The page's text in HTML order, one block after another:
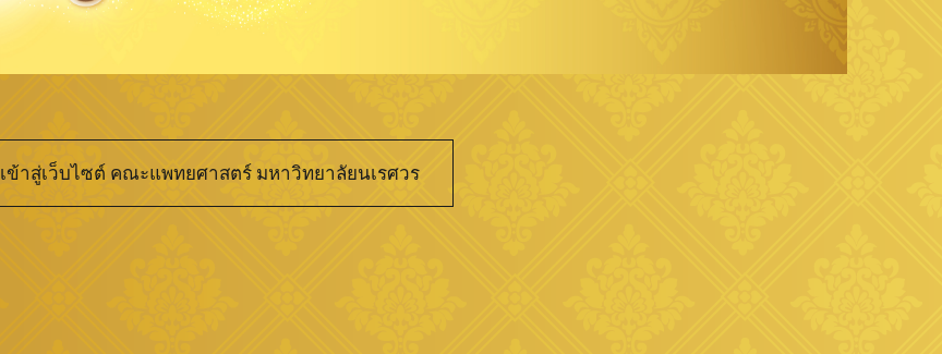
เข้าสู่เว็บไซต์ คณะแพทยศาสตร์ มหาวิทยาลัยนเรศวร